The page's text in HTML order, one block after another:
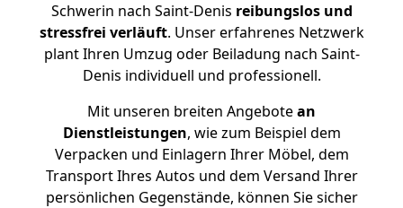
Schwerin nach Saint-Denis reibungslos und
stressfrei verläuft. Unser erfahrenes Netzwerk
plant Ihren Umzug oder Beiladung nach Saint-
Denis individuell und professionell.
Mit unseren breiten Angebotean
Dienstleistungen, wie zum Beispiel dem
Verpacken und Einlagern Ihrer Möbel, dem
Transport Ihres Autos und dem Versand Ihrer
persönlichen Gegenstände, können Sie sicher